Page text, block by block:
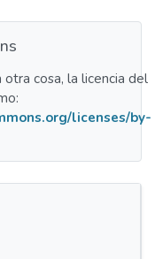
cosa, la licencia del
licenses/by-